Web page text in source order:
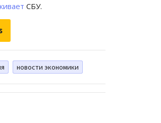
СБУ.
новости экономики